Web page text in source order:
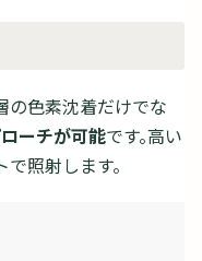
の色素沈着だけでな
ーチが可能です。高い
照射します。